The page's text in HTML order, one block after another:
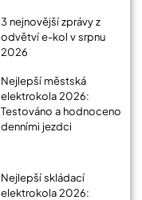
3 nejnovější zprávy z
odvětví e-kol v srpnu
2026
Nejlepší městská
elektrokola 2026:
Testováno a hodnoceno
denními jezdci
Nejlepší skládací
elektrokola 2026: